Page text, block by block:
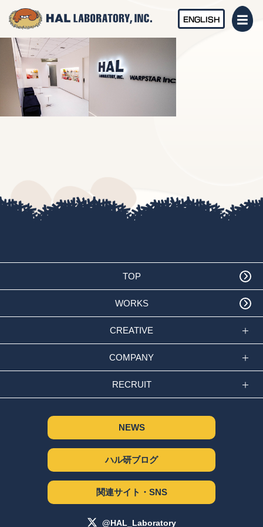
ENGLISH
TOP
WORKS
CREATIVE
COMPANY
RECRUIT
NEWS
ハル研ブログ
関連サイト・SNS
@HAL_Laboratory